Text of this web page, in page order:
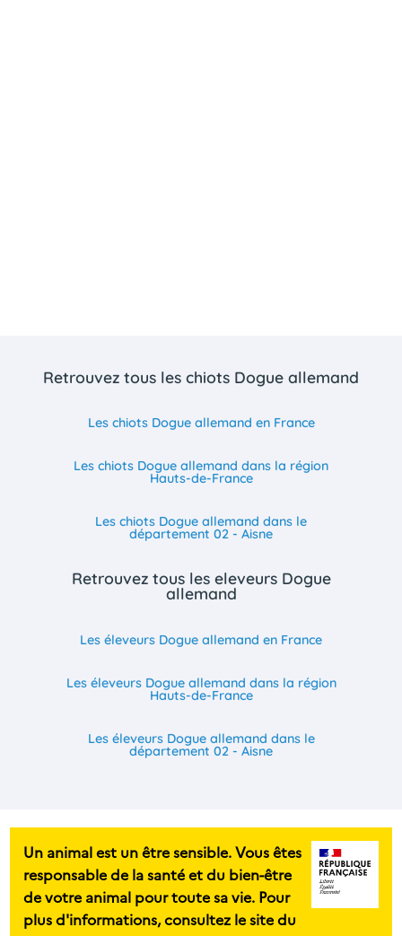
Retrouvez tous les chiots Dogue allemand
Les chiots Dogue allemand en France
Les chiots Dogue allemand dans la région
Hauts-de-France
Les chiots Dogue allemand dans le
département 02 - Aisne
Retrouvez tous les eleveurs Dogue
allemand
Les éleveurs Dogue allemand en France
Les éleveurs Dogue allemand dans la région
Hauts-de-France
Les éleveurs Dogue allemand dans le
département 02 - Aisne
Un animal est un être sensible. Vous êtes
responsable de la santé et du bien-être
de votre animal pour toute sa vie. Pour
plus d'informations, consultez le site du